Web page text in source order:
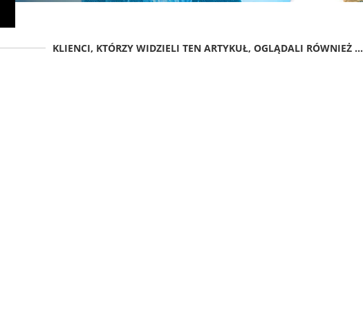
KLIENCI, KTÓRZY WIDZIELI TEN ARTYKUŁ, OGLĄDALI RÓWNIEŻ ...